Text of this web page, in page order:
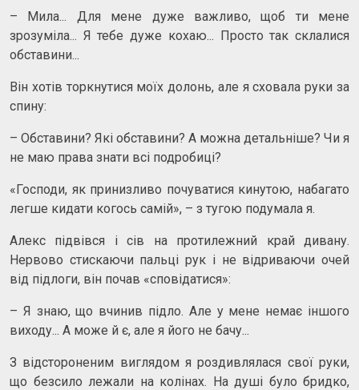
– Мила... Для мене дуже важливо, щоб ти мене
зрозуміла... Я тебе дуже кохаю... Просто так склалися
обставини...
Він хотів торкнутися моїх долонь, але я сховала руки за
спину:
– Обставини? Які обставини? А можна детальніше? Чи я
не маю права знати всі подробиці?
«Господи, як принизливо почуватися кинутою, набагато
легше кидати когось самій», – з тугою подумала я.
Алекс підвівся і сів на протилежний край дивану.
Нервово стискаючи пальці рук і не відриваючи очей
від підлоги, він почав «сповідатися»:
– Я знаю, що вчинив підло. Але у мене немає іншого
виходу... А може й є, але я його не бачу...
З відстороненим виглядом я роздивлялася свої руки,
що безсило лежали на колінах. На душі було бридко,